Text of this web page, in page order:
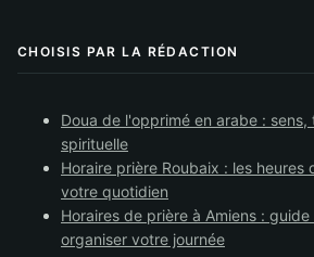
CHOISIS PAR LA RÉDACTION
Doua de l'opprimé en arabe :
spirituelle
Horaire prière Roubaix : les heures
votre quotidien
Horaires de prière à Amiens :
organiser votre journée